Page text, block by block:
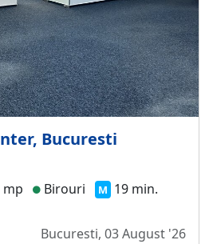
Bucuresti
mp Birouri M 19 min.
Bucuresti, 03 August '26